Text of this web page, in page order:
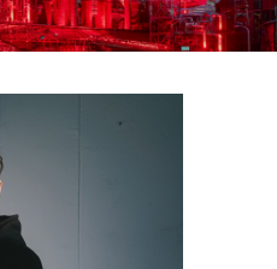
Copyright: